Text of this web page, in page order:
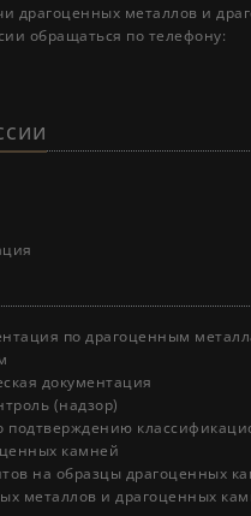
драгоценных металлов и
обращаться по телефону:
по драгоценным
документация
(надзор)
подтверждению
камней
на образцы драгоценных
металлов и драгоценных